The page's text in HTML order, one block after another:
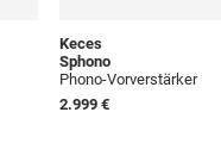
Keces
Sphono
Phono-Vorverstärker
2.999 €